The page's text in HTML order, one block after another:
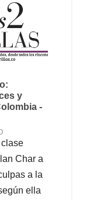
Char a
a la
ella